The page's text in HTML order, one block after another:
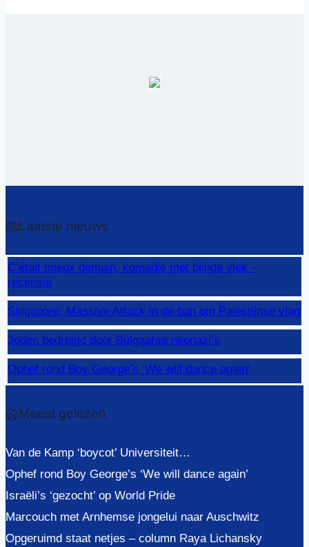
Laatste nieuws
C’était mieux demain, komedie met blinde vlek –
recensie
Singapore: Massive Attack in de ban om Palestijnse vlag
Joden bedreigd door Bulgaarse neonazi’s
Ophef rond Boy George’s ‘We will dance again’
Meest gelezen
Van de Kamp ‘boycot’ Universiteit…
Ophef rond Boy George’s ‘We will dance again’
Israëli’s ‘gezocht’ op World Pride
Marcouch met Arnhemse jongelui naar Auschwitz
Opgeruimd staat netjes – column Raya Lichansky